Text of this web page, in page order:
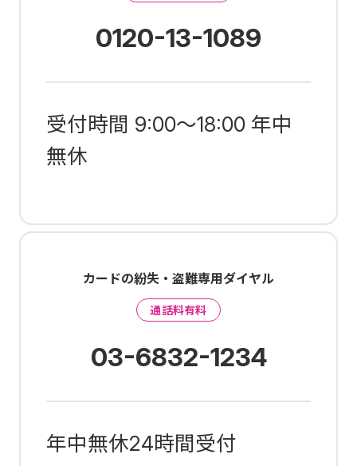
0120-13-1089
受付時間 9:00～18:00 年中
無休
カードの紛失・盗難専用ダイヤル
通話料有料
03-6832-1234
年中無休24時間受付